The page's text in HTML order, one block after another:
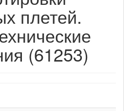
плетей.
(61253)